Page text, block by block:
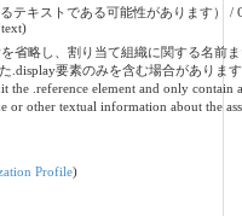
テキストである可能性があります） /
省略し、割り当て組織に関する名前
.display要素のみを含む場合がありま
the .reference element and only contain
or other textual information about the
Profile)